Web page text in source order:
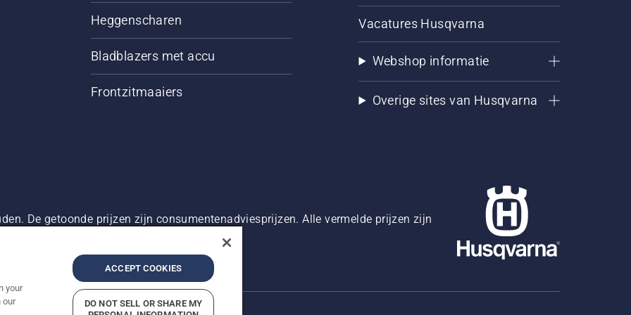
Heggenscharen
Bladblazers met accu
Frontzitmaaiers
Vacatures Husqvarna
Webshop informatie
Overige sites van Husqvarna
De getoonde prijzen zijn consumentenadviesprijzen. Alle vermelde prijzen zijn
Bedrijfsgegevens Report Suspected Violations
your
our
ACCEPT COOKIES
DO NOT SELL OR SHARE MY